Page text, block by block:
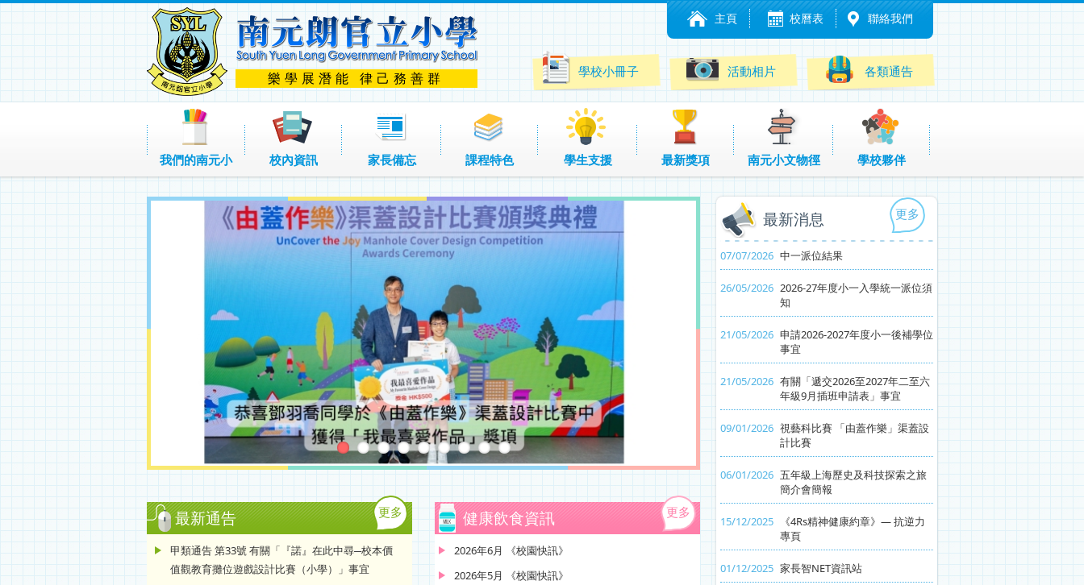
主頁 校曆表 聯絡我們
樂學展潛能 律己務善群 學校小冊子 活動相片 各類通告
我們的南元小 校內資訊 家長備忘 課程特色 學生支援 最新獎項 南元小文物徑 學校夥伴
更多
最新通告
甲類通告 第33號 有關「『諾』在此中尋─校本價
值觀教育攤位遊戲設計比賽（小學）」事宜
更多
健康飲食資訊
2026年6月 《校園快訊》
2026年5月 《校園快訊》
更多
最新消息
07/07/2026 中一派位結果
26/05/2026 2026-27年度小一入學統一派位須
知
21/05/2026 申請2026-2027年度小一後補學位
事宜
21/05/2026 有關「遞交2026至2027年二至六
年級9月插班申請表」事宜
09/01/2026 視藝科比賽 「由蓋作樂」渠蓋設
計比賽
06/01/2026 五年級上海歷史及科技探索之旅
簡介會簡報
15/12/2025
《4Rs精神健康約章》— 抗逆力
專頁
01/12/2025 家長智NET資訊站